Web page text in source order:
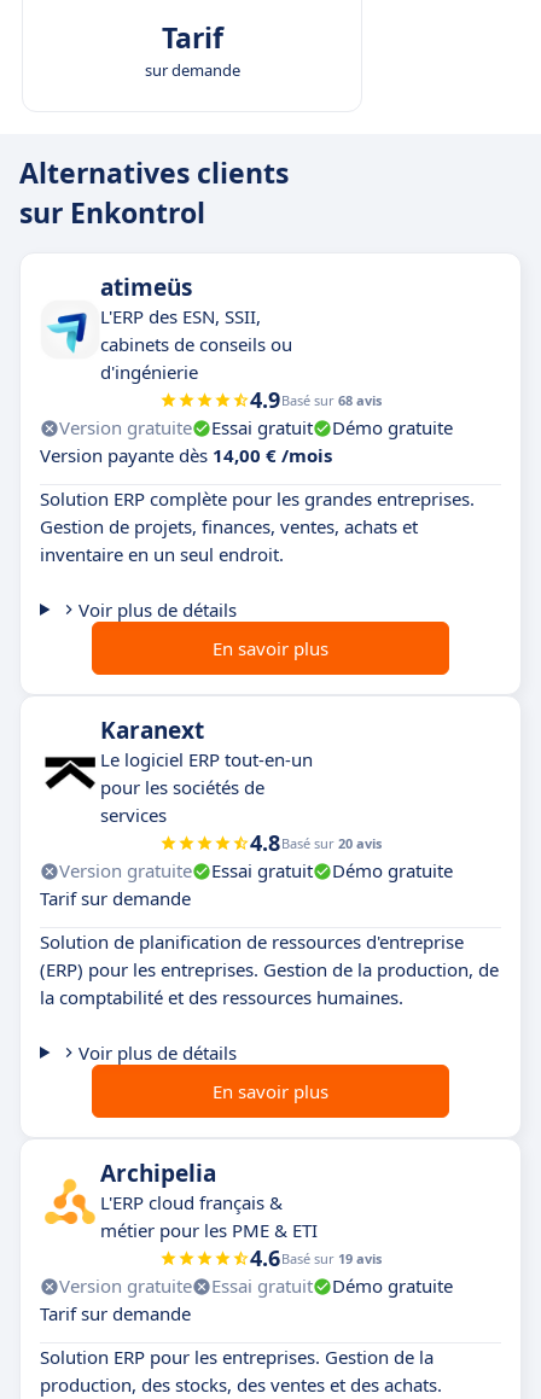
Tarif
sur demande
Alternatives clients
sur Enkontrol
atimeüs
L'ERP des ESN, SSII,
cabinets de conseils ou
d'ingénierie
4.9Basé sur 68 avis
Version gratuite Essai gratuit
Démo gratuite
Version payante dès 14,00 € /mois
Solution ERP complète pour les grandes entreprises.
Gestion de projets, finances, ventes, achats et
inventaire en un seul endroit.
Voir plus de détails
En savoir plus
Karanext
Le logiciel ERP tout-en-un
pour les sociétés de
services
4.8Basé sur 20 avis
Version gratuite Essai gratuit
Démo gratuite
Tarif sur demande
Solution de planification de ressources d'entreprise
(ERP) pour les entreprises. Gestion de la production, de
la comptabilité et des ressources humaines.
Voir plus de détails
En savoir plus
Archipelia
L'ERP cloud français &
métier pour les PME & ETI
4.6Basé sur 19 avis
Version gratuite Essai gratuit
Démo gratuite
Tarif sur demande
Solution ERP pour les entreprises. Gestion de la
production, des stocks, des ventes et des achats.